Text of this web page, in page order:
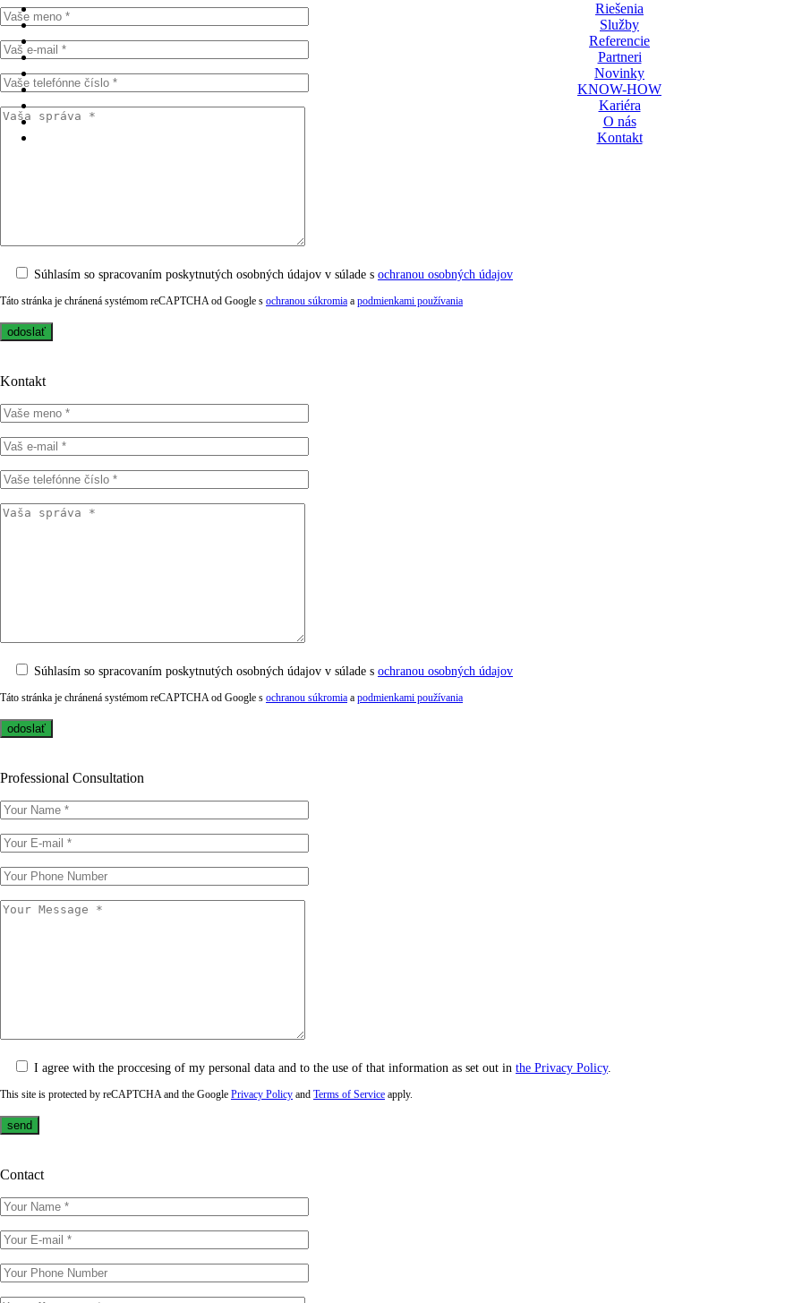
Riešenia
Služby
Referencie
Partneri
Novinky
KNOW-HOW
Kariéra
O nás
Kontakt
Súhlasím so spracovaním poskytnutých osobných údajov v súlade s ochranou osobných údajov
Táto stránka je chránená systémom reCAPTCHA od Google s ochranou súkromia a podmienkami používania
Kontakt
Súhlasím so spracovaním poskytnutých osobných údajov v súlade s ochranou osobných údajov
Táto stránka je chránená systémom reCAPTCHA od Google s ochranou súkromia a podmienkami používania
Professional Consultation
I agree with the proccesing of my personal data and to the use of that information as set out in the Privacy Policy.
This site is protected by reCAPTCHA and the Google Privacy Policy and Terms of Service apply.
Contact